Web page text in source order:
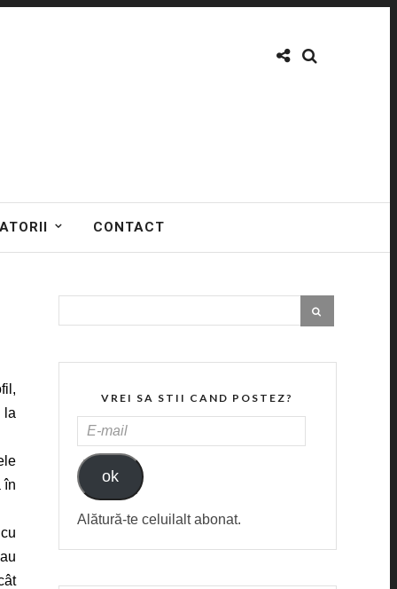
CONTACT
la
în
VREI SA STII CAND POSTEZ?
MAIL
ok
Alătură-te celuilalt abonat.